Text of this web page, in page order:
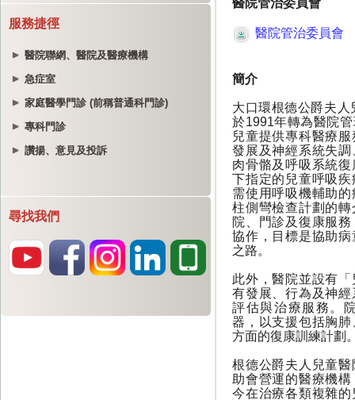
服務捷徑
醫院聯網、醫院及醫療機構
急症室
家庭醫學門診 (前稱普通科門診)
專科門診
讚揚、意見及投訴
尋找我們